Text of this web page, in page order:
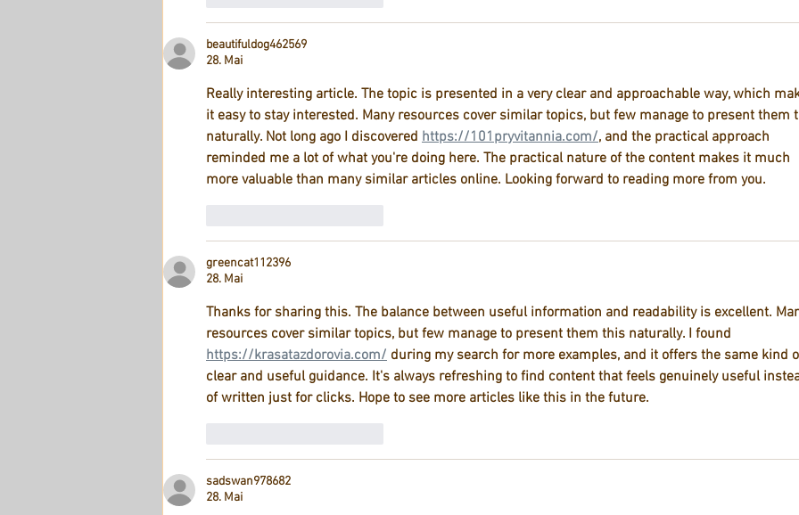
beautifuldog462569
28. Mai
Really interesting article. The topic is presented in a very clear and approachable way, which
it easy to stay interested. Many resources cover similar topics, but few manage to present them
naturally. Not long ago I discovered https://101pryvitannia.com/, and the practical approach
reminded me a lot of what you're doing here. The practical nature of the content makes it much
more valuable than many similar articles online. Looking forward to reading more from you.
greencat112396
28. Mai
Thanks for sharing this. The balance between useful information and readability is excellent.
resources cover similar topics, but few manage to present them this naturally. I found
https://krasatazdorovia.com/ during my search for more examples, and it offers the same kind
clear and useful guidance. It's always refreshing to find content that feels genuinely useful
of written just for clicks. Hope to see more articles like this in the future.
sadswan978682
28. Mai